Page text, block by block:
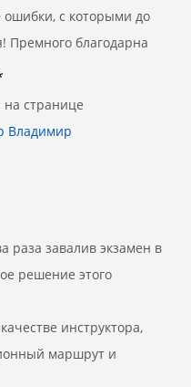
с которыми до
Премного благодарна
странице
Владимир
раза завалив экзамен в
решение этого
инструктора,
маршрут и